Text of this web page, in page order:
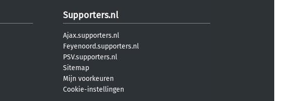
Supporters.nl
Ajax.supporters.nl
Feyenoord.supporters.nl
PSV.supporters.nl
Sitemap
Mijn voorkeuren
Cookie-instellingen